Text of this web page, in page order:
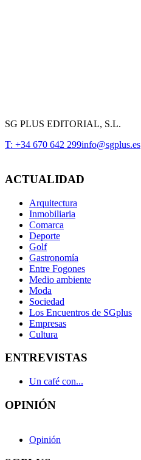
SG PLUS EDITORIAL, S.L.
T: +34 670 642 299info@sgplus.es
ACTUALIDAD
Arquitectura
Inmobiliaria
Comarca
Deporte
Golf
Gastronomía
Entre Fogones
Medio ambiente
Moda
Sociedad
Los Encuentros de SGplus
Empresas
Cultura
ENTREVISTAS
Un café con...
OPINIÓN
Opinión